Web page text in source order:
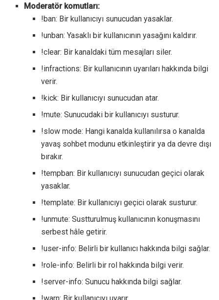
Moderatör komutları:
!ban: Bir kullanıcıyı sunucudan yasaklar.
!unban: Yasaklı bir kullanıcının yasağını kaldırır.
!clear: Bir kanaldaki tüm mesajları siler.
!infractions: Bir kullanıcının uyarıları hakkında bilgi
verir.
!kick: Bir kullanıcıyı sunucudan atar.
!mute: Sunucudaki bir kullanıcıyı susturur.
!slow mode: Hangi kanalda kullanılırsa o kanalda
yavaş sohbet modunu etkinleştirir ya da devre dışı
bırakır.
!tempban: Bir kullanıcıyı sunucudan geçici olarak
yasaklar.
!template: Bir kullanıcıyı geçici olarak susturur.
!unmute: Sustturulmuş kullanıcının konuşmasını
serbest hâle getirir.
!user-info: Belirli bir kullanıcı hakkında bilgi sağlar.
!role-info: Belirli bir rol hakkında bilgi verir.
!server-info: Sunucu hakkında bilgi sağlar.